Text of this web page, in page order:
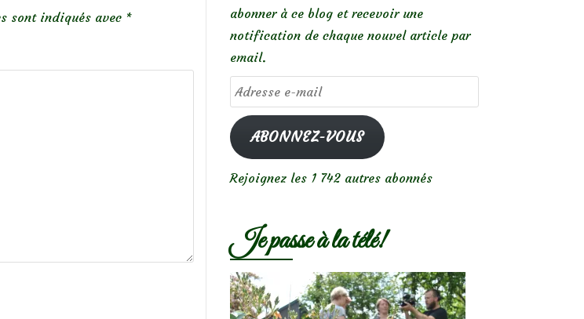
sont indiqués avec *
abonner à ce blog et recevoir une
notification de chaque nouvel article par
email.
Adresse
e-
mailABONNEZ-VOUS
Rejoignez les 1 742 autres abonnés
Je passe à la télé!